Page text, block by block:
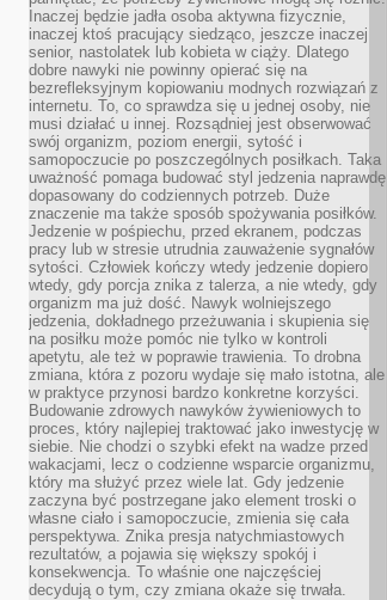
Inaczej będzie jadła osoba aktywna fizycznie,
inaczej ktoś pracujący siedząco, jeszcze inaczej
senior, nastolatek lub kobieta w ciąży. Dlatego
dobre nawyki nie powinny opierać się na
bezrefleksyjnym kopiowaniu modnych rozwiązań z
internetu. To, co sprawdza się u jednej osoby, nie
musi działać u innej. Rozsądniej jest obserwować
swój organizm, poziom energii, sytość i
samopoczucie po poszczególnych posiłkach. Taka
uważność pomaga budować styl jedzenia naprawdę
dopasowany do codziennych potrzeb. Duże
znaczenie ma także sposób spożywania posiłków.
Jedzenie w pośpiechu, przed ekranem, podczas
pracy lub w stresie utrudnia zauważenie sygnałów
sytości. Człowiek kończy wtedy jedzenie dopiero
wtedy, gdy porcja znika z talerza, a nie wtedy, gdy
organizm ma już dość. Nawyk wolniejszego
jedzenia, dokładnego przeżuwania i skupienia się
na posiłku może pomóc nie tylko w kontroli
apetytu, ale też w poprawie trawienia. To drobna
zmiana, która z pozoru wydaje się mało istotna, ale
w praktyce przynosi bardzo konkretne korzyści.
Budowanie zdrowych nawyków żywieniowych to
proces, który najlepiej traktować jako inwestycję w
siebie. Nie chodzi o szybki efekt na wadze przed
wakacjami, lecz o codzienne wsparcie organizmu,
który ma służyć przez wiele lat. Gdy jedzenie
zaczyna być postrzegane jako element troski o
własne ciało i samopoczucie, zmienia się cała
perspektywa. Znika presja natychmiastowych
rezultatów, a pojawia się większy spokój i
konsekwencja. To właśnie one najczęściej
decydują o tym, czy zmiana okaże się trwała.